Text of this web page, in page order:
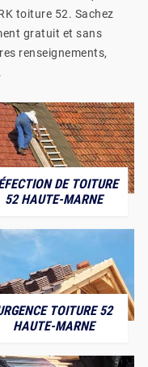
toiture 52. Sachez
gratuit et sans
renseignements,
DE TOITURE
52 HAUTE-MARNE
TOITURE 52
HAUTE-MARNE